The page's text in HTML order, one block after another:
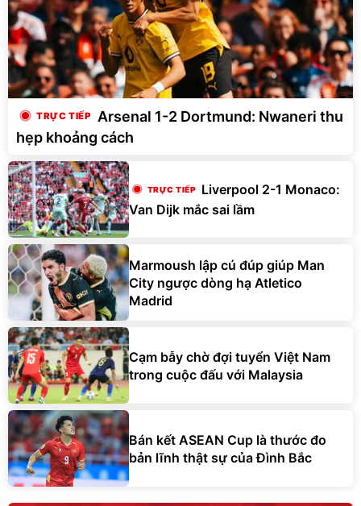
Arsenal 1-2 Dortmund: Nwaneri thu
hẹp khoảng cách
Liverpool 2-1 Monaco:
Van Dijk mắc sai lầm
Marmoush lập cú đúp giúp Man
City ngược dòng hạ Atletico
Madrid
Cạm bẫy chờ đợi tuyển Việt Nam
trong cuộc đấu với Malaysia
Bán kết ASEAN Cup là thước đo
bản lĩnh thật sự của Đình Bắc